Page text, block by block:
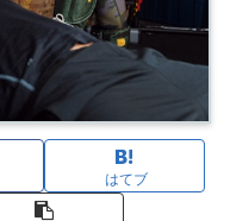
はてブ